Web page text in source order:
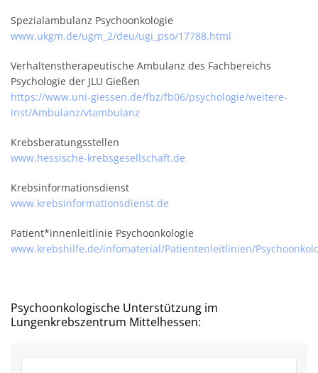
Spezialambulanz Psychoonkologie
www.ukgm.de/ugm_2/deu/ugi_pso/17788.html
Verhaltenstherapeutische Ambulanz des Fachbereichs
Psychologie der JLU Gießen
https://www.uni-giessen.de/fbz/fb06/psychologie/weitere-
inst/Ambulanz/vtambulanz
Krebsberatungsstellen
www.hessische-krebsgesellschaft.de
Krebsinformationsdienst
www.krebsinformationsdienst.de
Patient*innenleitlinie Psychoonkologie
www.krebshilfe.de/infomaterial/Patientenleitlinien/
Psychoonkologische Unterstützung im
Lungenkrebszentrum Mittelhessen: